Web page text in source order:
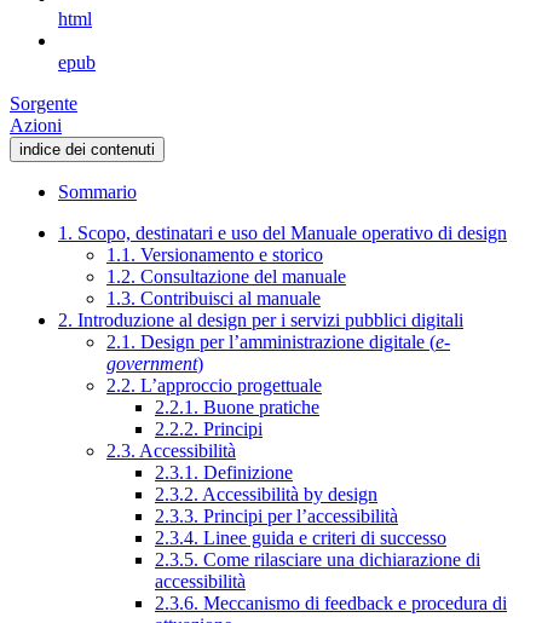
html
epub
Sorgente
Azioni
indice dei contenuti
Sommario
1. Scopo, destinatari e uso del Manuale operativo di design
1.1. Versionamento e storico
1.2. Consultazione del manuale
1.3. Contribuisci al manuale
2. Introduzione al design per i servizi pubblici digitali
2.1. Design per l’amministrazione digitale (e-
government)
2.2. L’approccio progettuale
2.2.1. Buone pratiche
2.2.2. Principi
2.3. Accessibilità
2.3.1. Definizione
2.3.2. Accessibilità by design
2.3.3. Principi per l’accessibilità
2.3.4. Linee guida e criteri di successo
2.3.5. Come rilasciare una dichiarazione di
accessibilità
2.3.6. Meccanismo di feedback e procedura di